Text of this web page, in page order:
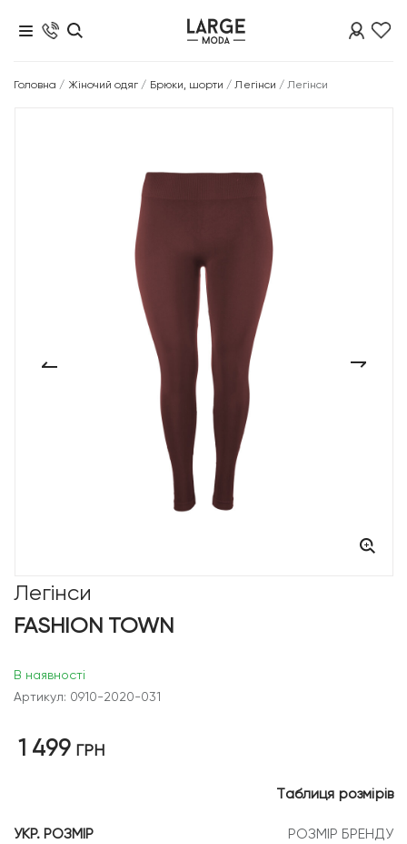
Головна / Жіночий одяг / Брюки, шорти /Легінси /Легінси
Легінси
FASHION TOWN
В наявності
Артикул: 0910-2020-031
1 499 ГРН
УКР. РОЗМІР РОЗМІР БРЕНДУ
Таблиця розмірів